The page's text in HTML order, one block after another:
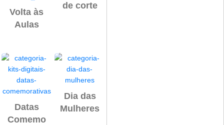
Volta às
Aulas
de corte
Datas
Comemo
Dia das
Mulheres